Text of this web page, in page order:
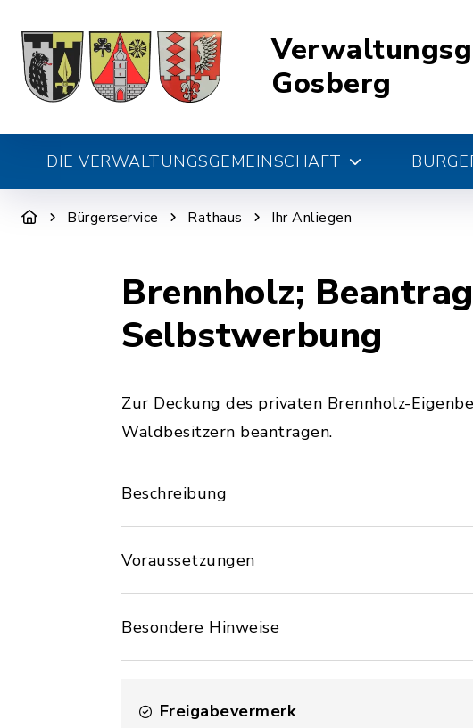
Gosberg
DIE VERWALTUNGSGEMEINSCHAFT
Bürgerservice Rathaus Ihr Anliegen
Brennholz;
Selbstwerbung
Zur Deckung des privaten Brennholz-
Waldbesitzern beantragen.
Beschreibung
Voraussetzungen
Besondere Hinweise
Freigabevermerk